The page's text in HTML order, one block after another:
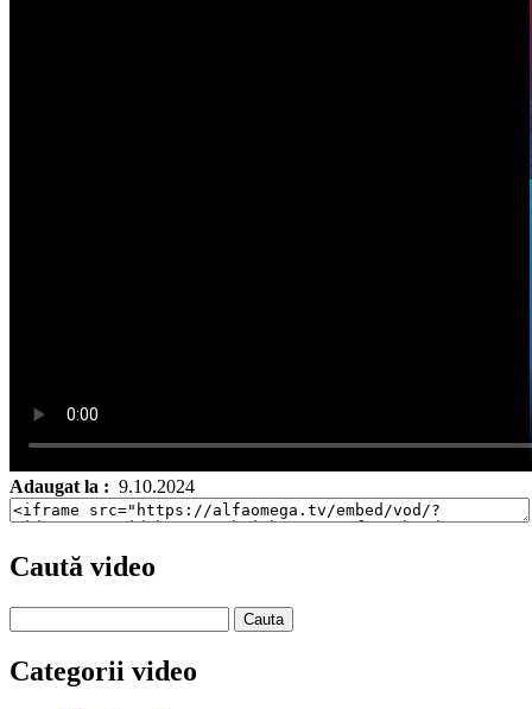
Adaugat la : 9.10.2024
Caută video
Categorii video